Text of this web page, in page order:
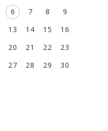
6 7 8
9
13 14 15
16
20 21 22
23
27 28 29
30